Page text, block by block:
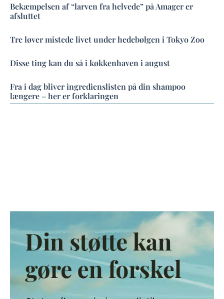
Bekæmpelsen af “larven fra helvede” på Amager er
afsluttet
Tre løver mistede livet under hedebølgen i Tokyo Zoo
Disse ting kan du så i køkkenhaven i august
Fra i dag bliver ingredienslisten på din shampoo
længere – her er forklaringen